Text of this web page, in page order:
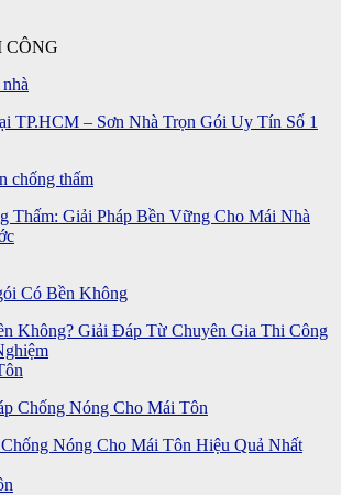
CÔNG
TP.HCM – Sơn Nhà Trọn Gói Uy Tín Số 1
Thấm: Giải Pháp Bền Vững Cho Mái Nhà
Không? Giải Đáp Từ Chuyên Gia Thi Công
Nóng Cho Mái Tôn Hiệu Quả Nhất